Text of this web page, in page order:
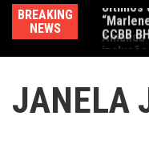
conteúdo
BREAKING
NEWS
CCBB
JANELA